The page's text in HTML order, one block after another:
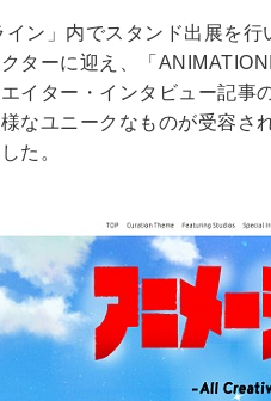
ン」内でスタンド出展を行
ターに迎え、「
イター・インタビュー記
なユニークなものが受容
た。